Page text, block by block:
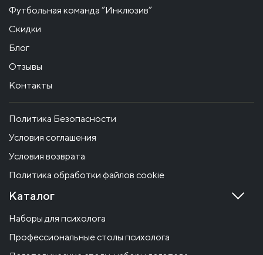
Футбольная команда “Инклюзив”
Скидки
Блог
Отзывы
Контакты
Политика Безопасности
Условия соглашения
Условия возврата
Политика обработки файлов cookie
Каталог
Наборы для психолога
Профессиональные столы психолога